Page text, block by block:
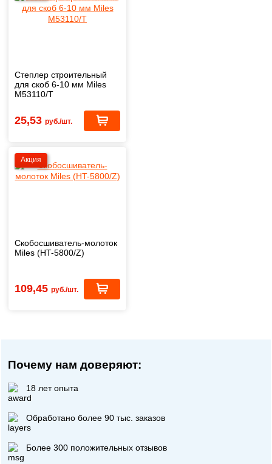
Степлер строительный
для скоб 6-10 мм Miles
M53110/T
25,53 руб./шт.
Акция
Скобосшиватель-молоток
Miles (HT-5800/Z)
109,45 руб./шт.
Почему нам доверяют:
18 лет опыта
Обработано более 90 тыс. заказов
Более 300 положительных отзывов